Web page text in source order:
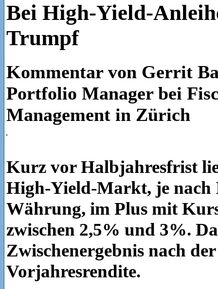
Bei High-Yield-
Trumpf
Kommentar von Gerrit
Portfolio Manager bei
Management in Zürich
Kurz vor Halbjahresfrist
High-Yield-Markt, je nach
Währung, im Plus mit
zwischen 2,5% und 3%.
Zwischenergebnis nach
Vorjahresrendite.